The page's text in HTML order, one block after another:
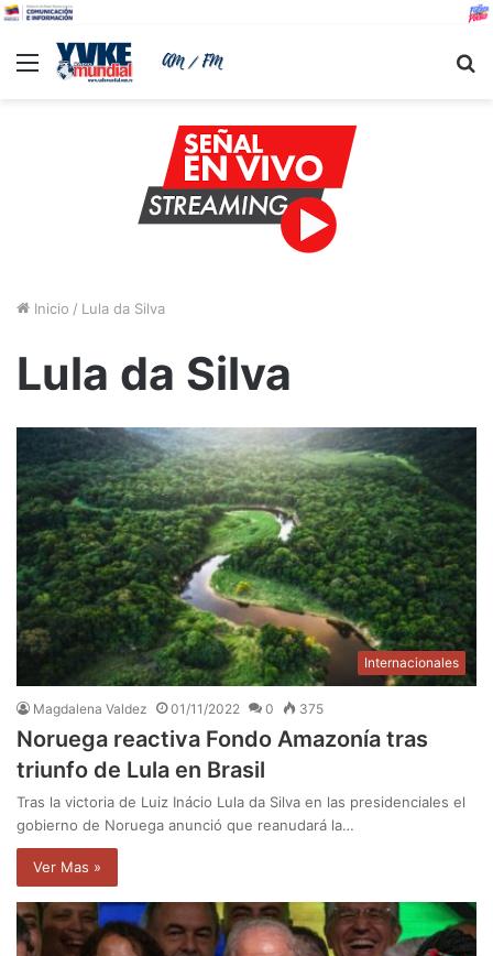
Menu
Inicio / Lula da Silva
Lula da Silva
Internacionales
Magdalena Valdez 01/11/2022 0 375
Noruega reactiva Fondo Amazonía tras
triunfo de Lula en Brasil
Tras la victoria de Luiz Inácio Lula da Silva en las presidenciales el
gobierno de Noruega anunció que reanudará la…
Ver Mas »